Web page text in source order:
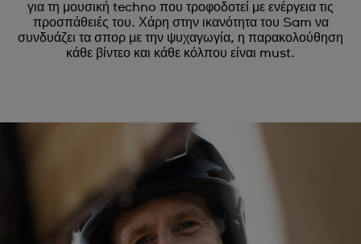
για τη μουσική techno που τροφοδοτεί με ενέργεια τις
προσπάθειές του. Χάρη στην ικανότητα του Sam να
συνδυάζει τα σπορ με την ψυχαγωγία, η παρακολούθηση
κάθε βίντεο και κάθε κόλπου είναι must.